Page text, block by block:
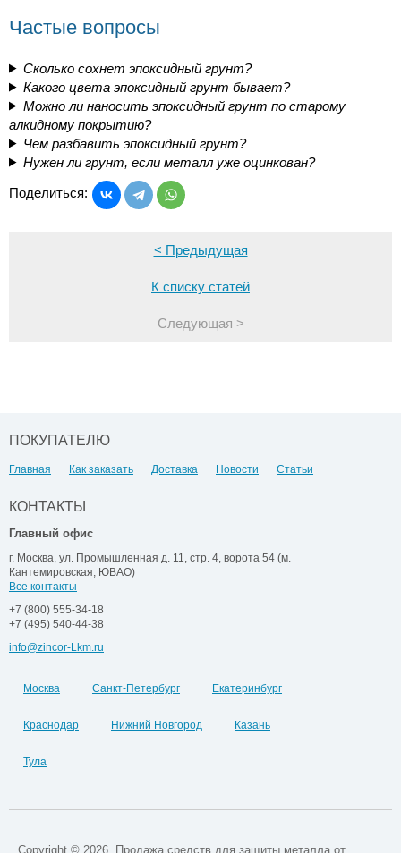
Частые вопросы
Сколько сохнет эпоксидный грунт?
Какого цвета эпоксидный грунт бывает?
Можно ли наносить эпоксидный грунт по старому
алкидному покрытию?
Чем разбавить эпоксидный грунт?
Нужен ли грунт, если металл уже оцинкован?
Поделиться:
< Предыдущая
К списку статей
Следующая >
ПОКУПАТЕЛЮ
Главная Как заказать Доставка Новости Статьи
КОНТАКТЫ
Главный офис
г. Москва, ул. Промышленная д. 11, стр. 4, ворота 54 (м.
Кантемировская, ЮВАО)
Все контакты
+7 (800) 555-34-18
+7 (495) 540-44-38
info@zincor-Lkm.ru
Москва Санкт-Петербург Екатеринбург
Краснодар Нижний Новгород Казань
Тула
Copyright © 2026. Продажа средств для защиты металла от